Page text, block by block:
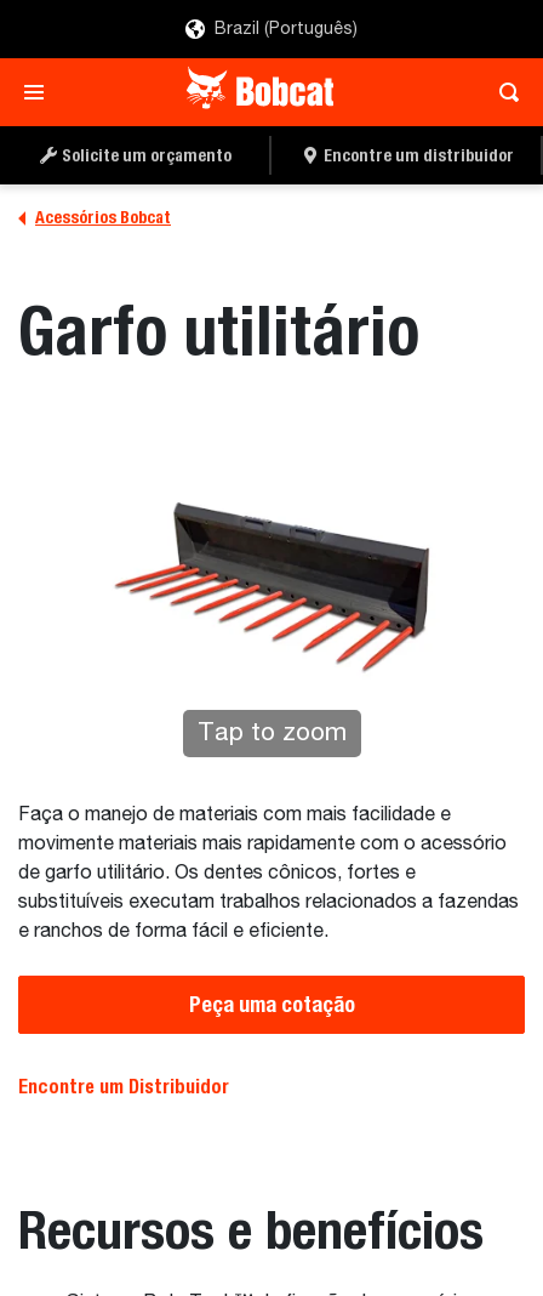
Brazil (Português)
Solicite um orçamento Encontre um distribuidor
Acessórios Bobcat
Garfo utilitário
Tap to zoom
Faça o manejo de materiais com mais facilidade e
movimente materiais mais rapidamente com o acessório
de garfo utilitário. Os dentes cônicos, fortes e
substituíveis executam trabalhos relacionados a fazendas
e ranchos de forma fácil e eficiente.
Peça uma cotação
Encontre um Distribuidor
Recursos e benefícios
PEÇA UMA COTAÇÃO
ENCONTRE UM